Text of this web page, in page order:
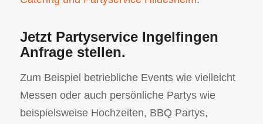
Jetzt Partyservice Ingelfingen
Anfrage stellen.
Zum Beispiel betriebliche Events wie vielleicht
Messen oder auch persönliche Partys wie
beispielsweise Hochzeiten, BBQ Partys,